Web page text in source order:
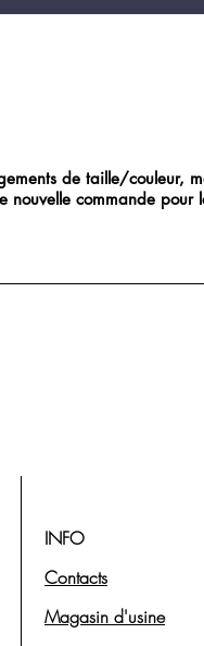
de taille/couleur,
nouvelle commande pour
INFO
Contacts
Magasin d'usine